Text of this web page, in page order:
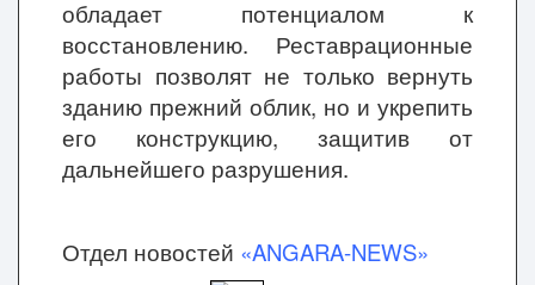
обладает потенциалом к
восстановлению. Реставрационные
работы позволят не только вернуть
зданию прежний облик, но и укрепить
его конструкцию, защитив от
дальнейшего разрушения.
Отдел новостей «ANGARA-NEWS»